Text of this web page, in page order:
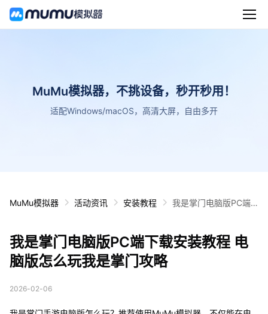
MuMu模拟器，不挑设备，秒开秒用！
适配Windows/macOS，高清大屏，自由多开
MuMu模拟器 活动资讯 安装教程
我是掌门电脑版PC端
我是掌门电脑版PC端下载安装教程 电
脑版怎么玩我是掌门攻略
2026-02-06